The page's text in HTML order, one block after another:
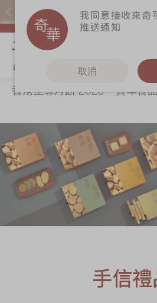
購物滿$368(折扣後)即
關於奇華
最新推廣
分店網絡
商務銷售
嫁喜須知
奇華網誌
奇華餅食
2026
賀年食品
嫁女餅 | 嫁
餅
手信禮品
節日時令食
茗茶系列
香港至尊月餅 2026 賀年食品
手信
我同意接收來奇
推送通知
取消